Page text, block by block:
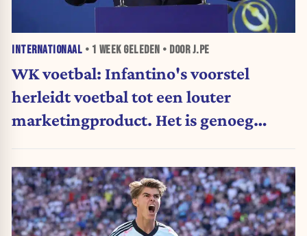
INTERNATIONAAL • 1 WEEKGELEDEN • DOOR J.PE
WK voetbal: Infantino's voorstel
herleidt voetbal tot een louter
marketingproduct. Het is genoeg